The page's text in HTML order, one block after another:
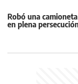
Robó una
en plena